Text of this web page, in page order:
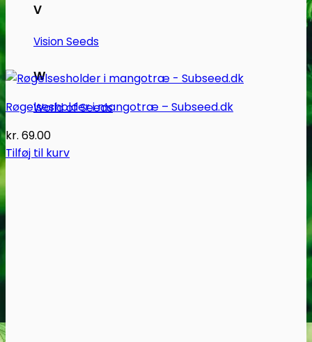
V
Vision Seeds
W
World of Seeds
Røgelsesholder i mangotræ – Subseed.dk
kr. 69.00
Tilføj til kurv